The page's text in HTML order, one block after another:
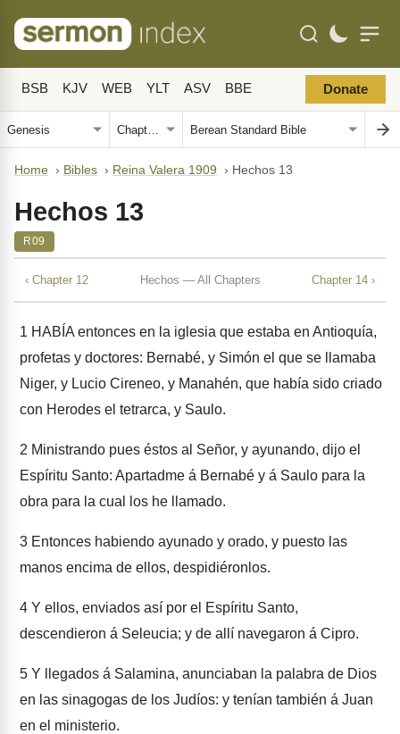
BSB KJV WEB YLT ASV BBE Donate
Home › Bibles › Reina Valera 1909 › Hechos 13
Hechos 13
R09
‹ Chapter 12 Hechos — All Chapters Chapter 14 ›
1 HABÍA entonces en la iglesia que estaba en Antioquía,
profetas y doctores: Bernabé, y Simón el que se llamaba
Niger, y Lucio Cireneo, y Manahén, que había sido criado
con Herodes el tetrarca, y Saulo.
2 Ministrando pues éstos al Señor, y ayunando, dijo el
Espíritu Santo: Apartadme á Bernabé y á Saulo para la
obra para la cual los he llamado.
3 Entonces habiendo ayunado y orado, y puesto las
manos encima de ellos, despidiéronlos.
4 Y ellos, enviados así por el Espíritu Santo,
descendieron á Seleucia; y de allí navegaron á Cipro.
5 Y llegados á Salamina, anunciaban la palabra de Dios
en las sinagogas de los Judíos: y tenían también á Juan
en el ministerio.